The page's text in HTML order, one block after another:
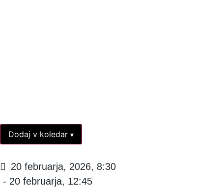
Dodaj v koledar ▾
20 februarja, 2026, 8:30
- 20 februarja, 12:45